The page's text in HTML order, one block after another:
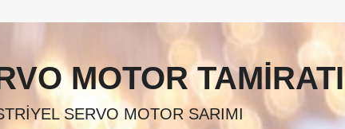
MOTOR TAMIRATI
SERVO MOTOR SARIMI